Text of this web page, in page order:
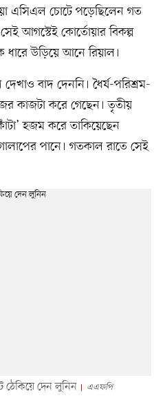
এসিএল চোটে পড়েছিলেন গত
আগস্টেই কোর্তোয়ার বিকল্প
ধারে উড়িয়ে আনে রিয়াল।
দেখাও বাদ দেননি। ধৈর্য-পরিশ্রম-
কাজটা করে গেছেন। তৃতীয়
হজম করে তাকিয়েছেন
পানে। গতকাল রাতে সেই
ঠেকিয়ে দেন লুনিন এএফপি